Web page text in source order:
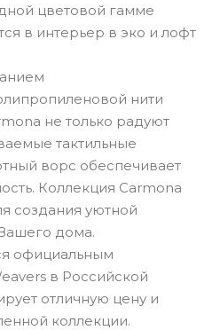
цветовой гамме
в интерьер в эко и лофт
нити
не только радуют
тактильные
ворс обеспечивает
Коллекция Carmona
создания уютной
дома.
официальным
в Российской
отличную цену и
коллекции.